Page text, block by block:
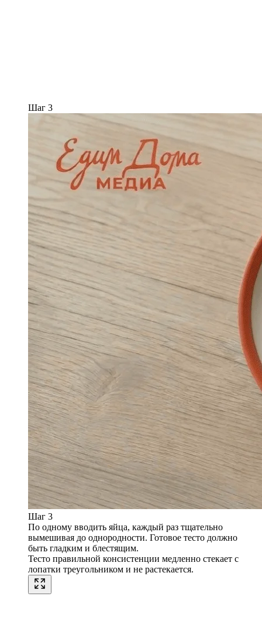
Шаг 3
Шаг 3
По одному вводить яйца, каждый раз тщательно
вымешивая до однородности. Готовое тесто должно
быть гладким и блестящим.
Тесто правильной консистенции медленно стекает с
лопатки треугольником и не растекается.